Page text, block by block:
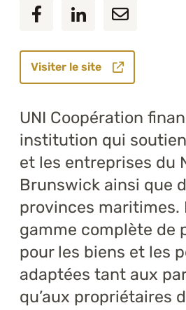
Visiter le site
UNI Coopération
institution qui
et les entreprises du
Brunswick ainsi que
provinces maritimes.
gamme complète de
pour les biens et les
adaptées tant aux
qu’aux propriétaires